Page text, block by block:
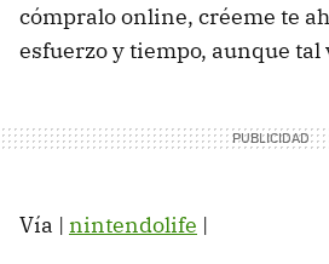
cómpralo online, créeme te
esfuerzo y tiempo, aunque tal
Vía | nintendolife |